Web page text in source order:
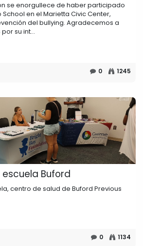
se enorgullece de haber participado
en el Marietta Civic Center,
del bullying. Agradecemos a
su int...
0 1245
Buford
centro de salud de Buford Previous
0 1134